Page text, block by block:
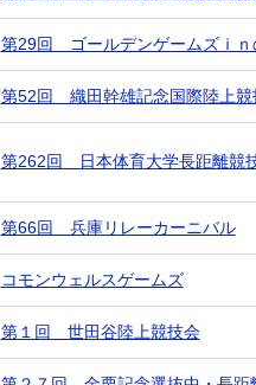
第29回 ゴールデンゲームズｉｎ
第52回 織田幹雄記念国際陸上競
第262回 日本体育大学長距離競
第66回 兵庫リレーカーニバル
コモンウェルスゲームズ
第１回 世田谷陸上競技会